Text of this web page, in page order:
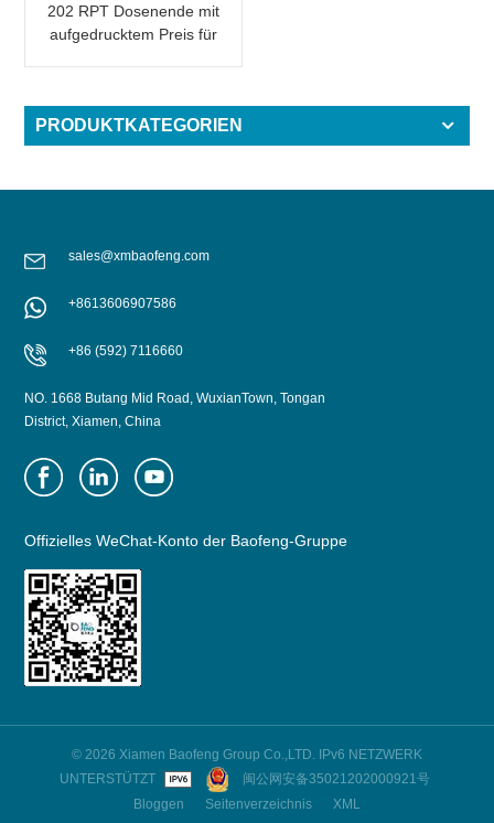
202 RPT Dosenende mit
aufgedrucktem Preis für
PRODUKTKATEGORIEN
sales@xmbaofeng.com
+8613606907586
+86 (592) 7116660
NO. 1668 Butang Mid Road, WuxianTown, Tongan
District, Xiamen, China
Offizielles WeChat-Konto der Baofeng-Gruppe
© 2026 Xiamen Baofeng Group Co.,LTD. IPv6 NETZWERK
UNTERSTÜTZT
闽公网安备35021202000921号
Bloggen
Seitenverzeichnis
XML